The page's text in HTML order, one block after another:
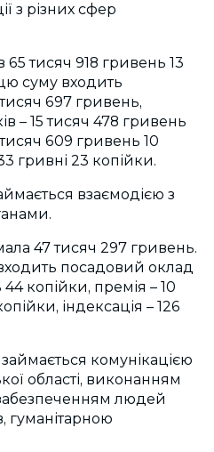
з різних сфер
65 тисяч 918 гривень 13
суму входить
697 гривень,
– 15 тисяч 478 гривень
609 гривень 10
гривні 23 копійки.
взаємодією з
47 тисяч 297 гривень.
посадовий оклад
копійки, премія – 10
індексація – 126
комунікацією
області, виконанням
людей
гуманітарною